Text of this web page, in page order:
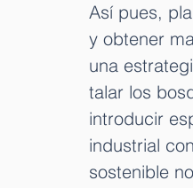
Así pues,
y obtener
una
talar los
introducir
industrial
sostenible